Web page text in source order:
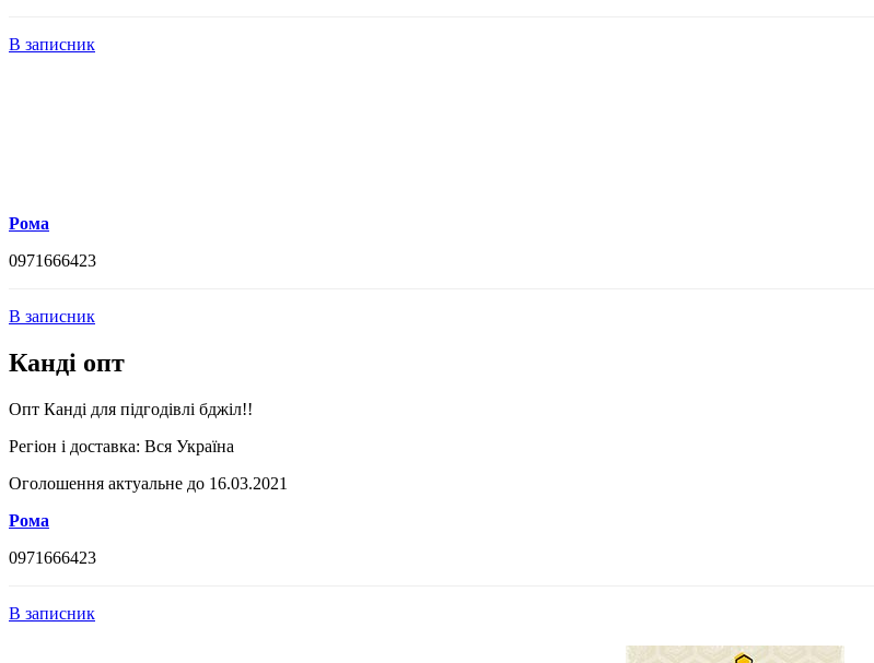
В записник
Рома
0971666423
В записник
Канді опт
Опт Канді для підгодівлі бджіл!!
Регіон і доставка: Вся Україна
Оголошення актуальне до 16.03.2021
Рома
0971666423
В записник